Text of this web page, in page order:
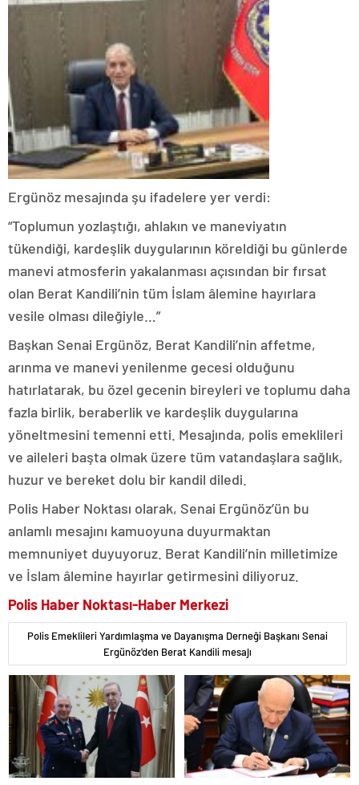
Ergünöz mesajında şu ifadelere yer verdi:
“Toplumun yozlaştığı, ahlakın ve maneviyatın
tükendiği, kardeşlik duygularının köreldiği bu günlerde
manevi atmosferin yakalanması açısından bir fırsat
olan Berat Kandili’nin tüm İslam âlemine hayırlara
vesile olması dileğiyle…”
Başkan Senai Ergünöz, Berat Kandili’nin affetme,
arınma ve manevi yenilenme gecesi olduğunu
hatırlatarak, bu özel gecenin bireyleri ve toplumu daha
fazla birlik, beraberlik ve kardeşlik duygularına
yöneltmesini temenni etti. Mesajında, polis emeklileri
ve aileleri başta olmak üzere tüm vatandaşlara sağlık,
huzur ve bereket dolu bir kandil diledi.
Polis Haber Noktası olarak, Senai Ergünöz’ün bu
anlamlı mesajını kamuoyuna duyurmaktan
memnuniyet duyuyoruz. Berat Kandili’nin milletimize
ve İslam âlemine hayırlar getirmesini diliyoruz.
Polis Haber Noktası-Haber Merkezi
Polis Emeklileri Yardımlaşma ve Dayanışma Derneği Başkanı Senai
Ergünöz'den Berat Kandili mesajı